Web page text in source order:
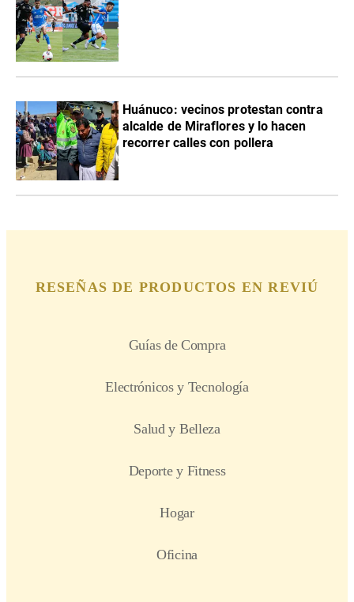
Huánuco: vecinos protestan contra
alcalde de Miraflores y lo hacen
recorrer calles con pollera